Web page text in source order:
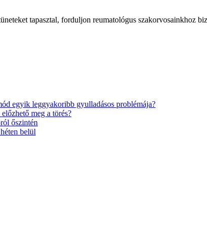
tapasztal, forduljon reumatológus szakorvosainkhoz
egyik leggyakoribb gyulladásos problémája?
meg a törés?
őszintén
belül